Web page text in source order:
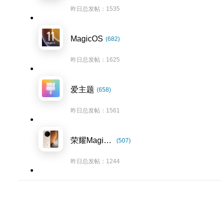
昨日总发帖：1535
MagicOS (682)
昨日总发帖：1625
爱主题 (658)
昨日总发帖：1561
荣耀Magic8系列 (507)
昨日总发帖：1244